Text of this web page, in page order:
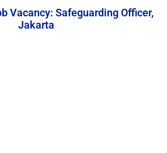
Vacancy: Safeguarding Officer,
Jakarta